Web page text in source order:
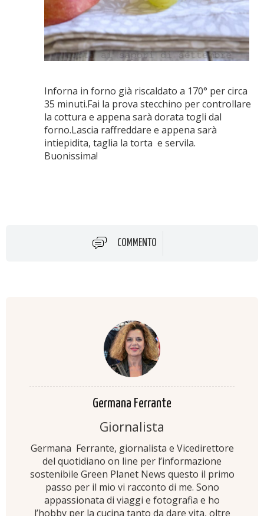
Inforna in forno già riscaldato a 170° per circa
35 minuti.Fai la prova stecchino per controllare
la cottura e appena sarà dorata togli dal
forno.Lascia raffreddare e appena sarà
intiepidita, taglia la torta e servila.
Buonissima!
COMMENTO
Germana Ferrante
Giornalista
Germana Ferrante, giornalista e Vicedirettore
del quotidiano on line per l’informazione
sostenibile Green Planet News questo il primo
passo per il mio vi racconto di me. Sono
appassionata di viaggi e fotografia e ho
l’hobby per la cucina tanto da dare vita, oltre